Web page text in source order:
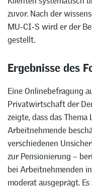
zuvor. Nach der
MU‑CI‑S wird er der
gestellt.
Ergebnisse des
Eine Onlinebefragung
Privatwirtschaft der
zeigte, dass das
Arbeitnehmende
verschiedenen
zur Pensionierung –
bei Arbeitnehmenden
moderat ausgeprägt.